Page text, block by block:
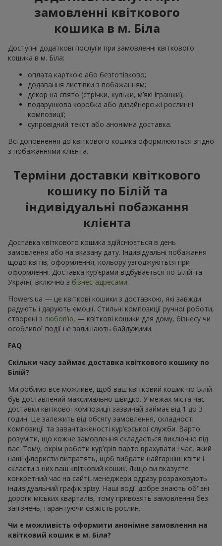
замовленні квіткового
кошика в м. Біла
Доступні додаткові послуги при замовленні квіткового
кошика в м. Біла:
оплата карткою або безготівково;
додавання листівки з побажанням;
декор на свято (стрічки, кульки, м’які іграшки);
подарункова коробка або дизайнерські рослинні
композиції;
супровідний текст або анонімна доставка.
Всі доповнення до квіткового кошика оформлюються згідно
з побажаннями клієнта.
Терміни доставки квіткового
кошику по Білій та
індивідуальні побажання
клієнта
Доставка квіткового кошика здійснюється в день
замовлення або на вказану дату. Індивідуальні побажання
щодо квітів, оформлення, кольору узгоджуються при
оформленні. Доставка кур’єрами відбувається по Білій та
Україні, включно з бізнес-адресами.
Flowers.ua — це квіткові кошики з доставкою, які завжди
радують і дарують емоції. Стильні композиції ручної роботи,
створені з любов’ю, — квіткові кошики для дому, бізнесу чи
особливої події не залишають байдужими.
FAQ
Скільки часу займає доставка квіткового кошику по
Білій?
Ми робимо все можливе, щоб ваш квітковий кошик по Білій
був доставлений максимально швидко. У межах міста час
доставки квіткової композиції зазвичай займає від 1 до 3
годин. Це залежить від обсягу замовлення, складності
композиції та завантаженості кур’єрської служби. Варто
розуміти, що кожне замовлення складається виключно під
вас. Тому, окрім роботи кур’єрів варто врахувати і час, який
наші флористи витратять, щоб вибрати найгарніші квіти і
скласти з них ваш квітковий кошик. Якщо ви вказуєте
конкретний час на сайті, менеджери одразу розраховують
індивідуальний графік зрізу. Наші водії добре знають об'їзні
дороги міських кварталів, тому привозять замовлення без
запізнень, гарантуючи свіжість рослин.
Чи є можливість оформити анонімне замовлення на
квітковий кошик в м. Біла?